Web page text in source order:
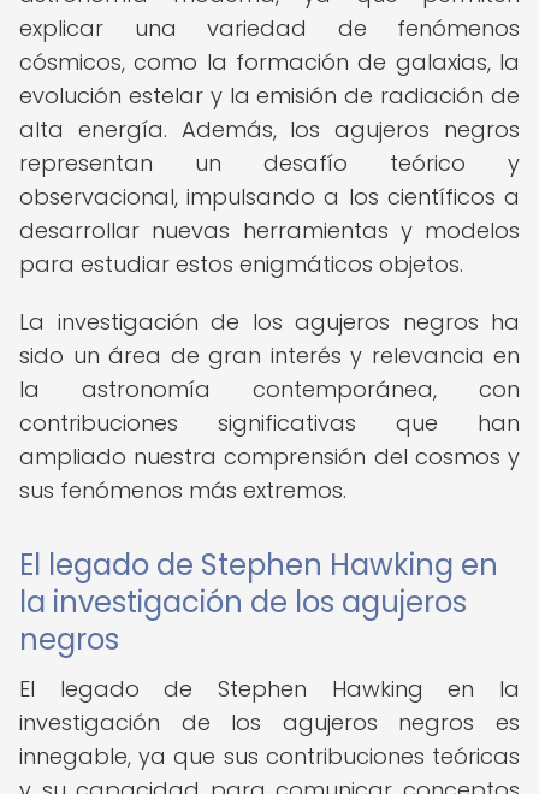
explicar una variedad de fenómenos
cósmicos, como la formación de galaxias, la
evolución estelar y la emisión de radiación de
alta energía. Además, los agujeros negros
representan un desafío teórico y
observacional, impulsando a los científicos a
desarrollar nuevas herramientas y modelos
para estudiar estos enigmáticos objetos.
La investigación de los agujeros negros ha
sido un área de gran interés y relevancia en
la astronomía contemporánea, con
contribuciones significativas que han
ampliado nuestra comprensión del cosmos y
sus fenómenos más extremos.
El legado de Stephen Hawking en
la investigación de los agujeros
negros
El legado de Stephen Hawking en la
investigación de los agujeros negros es
innegable, ya que sus contribuciones teóricas